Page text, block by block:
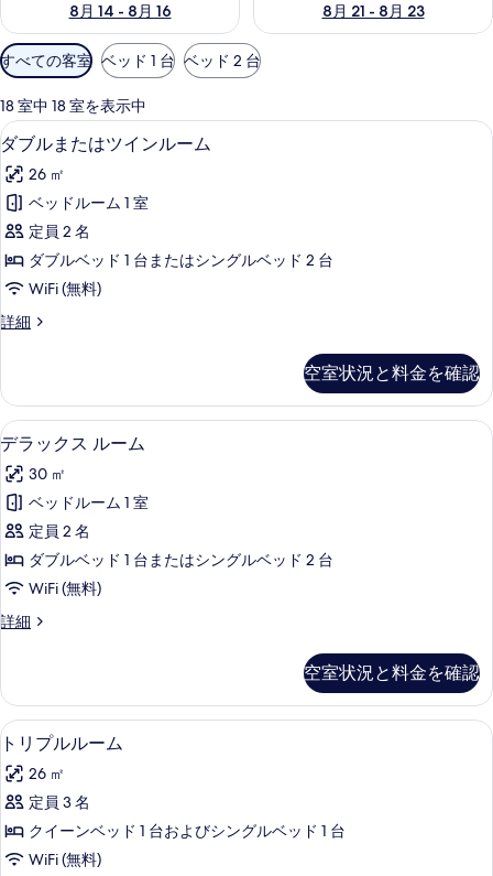
8月 14 - 8月 16
8月 21 - 8月 23
利
用
可
能
な
客
室
の
り
込
み
すべての客室 ベッド 1 台 ベッド 2 台
18 室中 18 室を表示中
ダ
ブ
ル
ま
た
は
イ
ル
ー
ム
の
す
べ
て
の
写
表
示
す
る
1 室のベッドルーム、ミニバー、セ
3
ダブルまたはツインルーム
26 ㎡
ベッドルーム 1 室
定員 2 名
ダブルベッド 1 台またはシングルベッド 2 台
WiFi (無料)
詳細
ダ
た
は
ツ
ン
ル
ー
ム
の
詳
細
空室状況と料金を確認
デ
ラ
ッ
ク
ス
ル
ム
す
べ
て
の
写
真
を
デラックス ルーム | 1 室のベッドル
4
デラックス ルーム
30 ㎡
ベッドルーム 1 室
定員 2 名
ダブルベッド 1 台またはシングルベッド 2 台
WiFi (無料)
詳細
デ
ス
ル
ー
の
詳
空室状況と料金を確認
ト
リ
プ
ル
ル
1 室のベッドルーム、ミニバー、セ
4
トリプルルーム
26 ㎡
定員 3 名
クイーンベッド 1 台およびシングルベッド 1 台
WiFi (無料)